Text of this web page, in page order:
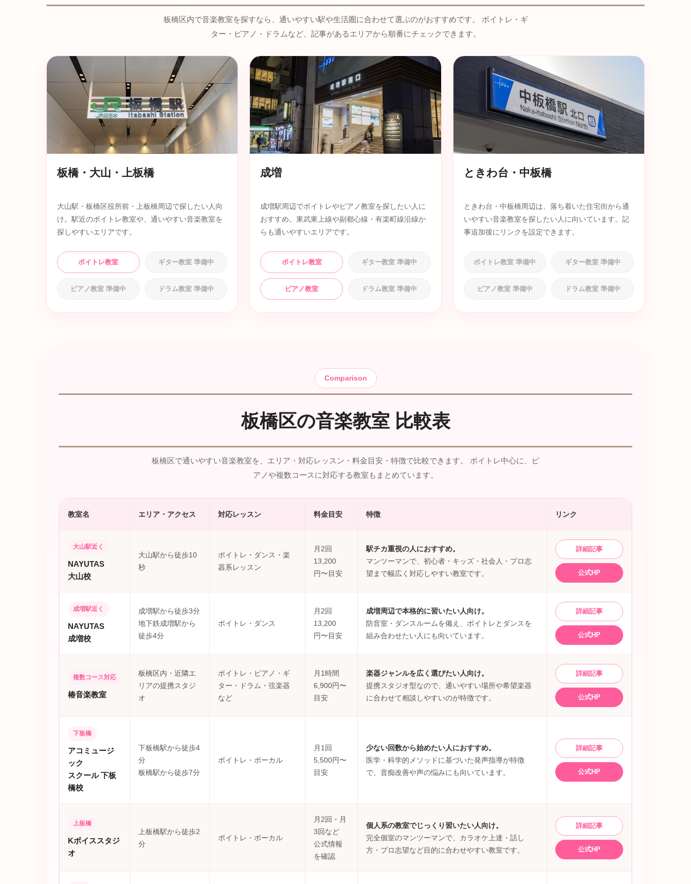
板橋区内で音楽教室を探すなら、通いやすい駅や生活圏に合わせて選ぶのがおすすめです。 ボイトレ・ギ
ター・ピアノ・ドラムなど、記事があるエリアから順番にチェックできます。
板橋・大山・上板橋
大山駅・板橋区役所前・上板橋周辺で探したい人向
け。駅近のボイトレ教室や、通いやすい音楽教室を
探しやすいエリアです。
ボイトレ教室 ギター教室 準備中
ピアノ教室 準備中 ドラム教室 準備中
成増
成増駅周辺でボイトレやピアノ教室を探したい人に
おすすめ。東武東上線や副都心線・有楽町線沿線か
らも通いやすいエリアです。
ボイトレ教室 ギター教室 準備中
ピアノ教室 ドラム教室 準備中
ときわ台・中板橋
ときわ台・中板橋周辺は、落ち着いた住宅街から通
いやすい音楽教室を探したい人に向いています。記
事追加後にリンクを設定できます。
ボイトレ教室 準備中 ギター教室 準備中
ピアノ教室 準備中 ドラム教室 準備中
Comparison
板橋区の音楽教室 比較表
板橋区で通いやすい音楽教室を、エリア・対応レッスン・料金目安・特徴で比較できます。 ボイトレ中心に、ピ
アノや複数コースに対応する教室もまとめています。
教室名 エリア・アクセス 対応レッスン 料金目安 特徴 リンク
大山駅近く
NAYUTAS
大山校
大山駅から徒歩10
秒
ボイトレ・ダンス・楽
器系レッスン
月2回
13,200
円〜目安
駅チカ重視の人におすすめ。
マンツーマンで、初心者・キッズ・社会人・プロ志
望まで幅広く対応しやすい教室です。
詳細記事
公式HP
成増駅近く
NAYUTAS
成増校
成増駅から徒歩3分
地下鉄成増駅から
徒歩4分
ボイトレ・ダンス
月2回
13,200
円〜目安
成増周辺で本格的に習いたい人向け。
防音室・ダンスルームを備え、ボイトレとダンスを
組み合わせたい人にも向いています。
詳細記事
公式HP
複数コース対応
椿音楽教室
板橋区内・近隣エ
リアの提携スタジ
オ
ボイトレ・ピアノ・ギ
ター・ドラム・弦楽器
など
月1時間
6,900円〜
目安
楽器ジャンルを広く選びたい人向け。
提携スタジオ型なので、通いやすい場所や希望楽器
に合わせて相談しやすいのが特徴です。
詳細記事
公式HP
下板橋
アコミュージ
ック
スクール 下板
橋校
下板橋駅から徒歩4
分
板橋駅から徒歩7分
ボイトレ・ボーカル
月1回
5,500円〜
目安
少ない回数から始めたい人におすすめ。
医学・科学的メソッドに基づいた発声指導が特徴
で、音痴改善や声の悩みにも向いています。
詳細記事
公式HP
上板橋
Kボイススタジ
オ
上板橋駅から徒歩2
分
ボイトレ・ボーカル
月2回・月
3回など
公式情報
を確認
個人系の教室でじっくり習いたい人向け。
完全個室のマンツーマンで、カラオケ上達・話し
方・プロ志望など目的に合わせやすい教室です。
詳細記事
公式HP